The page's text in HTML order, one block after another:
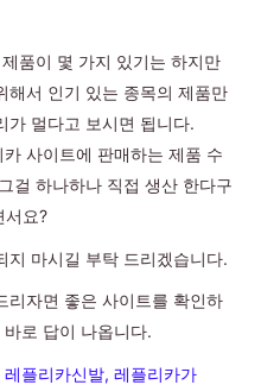
품이 몇 가지 있기는 하지만
해서 인기 있는 종목의 제품만
가 멀다고 보시면 됩니다.
사이트에 판매하는 제품 수
걸 하나하나 직접 생산 한다구
서요?
지 마시길 부탁 드리겠습니다.
리자면 좋은 사이트를 확인하
바로 답이 나옵니다.
플리카신발, 레플리카가